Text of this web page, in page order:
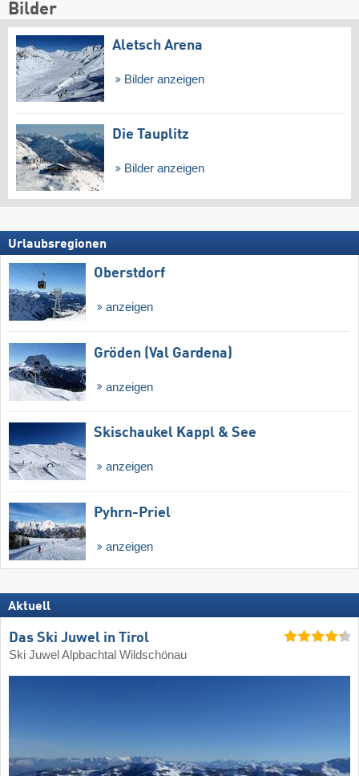
Bilder
Aletsch Arena
Bilder anzeigen
Die Tauplitz
Bilder anzeigen
Urlaubsregionen
Oberstdorf
anzeigen
Gröden (Val Gardena)
anzeigen
Skischaukel Kappl & See
anzeigen
Pyhrn-Priel
anzeigen
Aktuell
Das Ski Juwel in Tirol
Ski Juwel Alpbachtal Wildschönau